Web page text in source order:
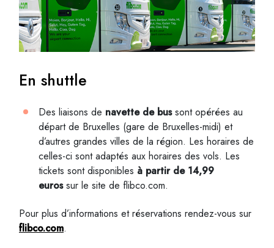
En shuttle
Des liaisons de navette de bussont opérées au
départ de Bruxelles (gare de Bruxelles-midi) et
d’autres grandes villes de la région. Les horaires de
celles-ci sont adaptés aux horaires des vols. Les
tickets sont disponibles à partir de 14,99
eurossur le site de flibco.com.
Pour plus d’informations et réservations rendez-vous sur
flibco.com.